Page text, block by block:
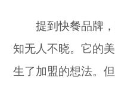
提到快餐品牌，
知无人不晓。它的
生了加盟的想法。